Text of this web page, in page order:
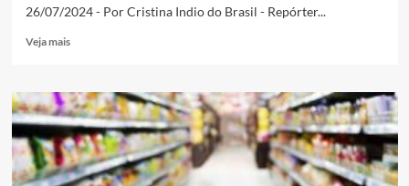
26/07/2024 - Por Cristina Indio do Brasil - Repórter...
Veja maisRead
Prévia
da
inflação
em
julho
fica